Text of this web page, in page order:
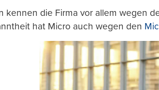
kennen die Firma vor allem wegen
hat Micro auch wegen den